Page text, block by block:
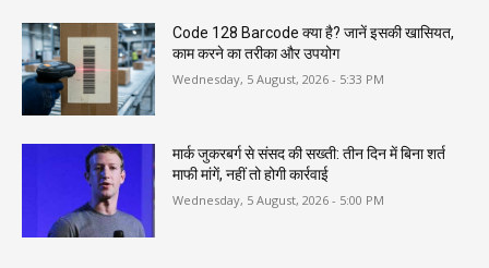
Code 128 Barcode क्या है? जानें इसकी खासियत,
काम करने का तरीका और उपयोग
Wednesday, 5 August, 2026 - 5:33 PM
मार्क जुकरबर्ग से संसद की सख्ती: तीन दिन में बिना शर्त
माफी मांगें, नहीं तो होगी कार्रवाई
Wednesday, 5 August, 2026 - 5:00 PM